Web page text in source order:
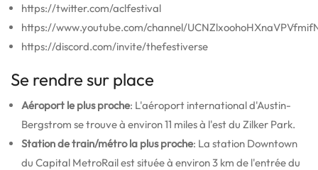
https://twitter.com/aclfestival
https://www.youtube.com/channel/
https://discord.com/invite/thefestiverse
Se rendre sur place
Aéroport le plus proche: L'aéroport international d'Austin-
Bergstrom se trouve à environ 11 miles à l'est du Zilker Park.
Station de train/métro la plus proche: La station Downtown
du Capital MetroRail est située à environ 3 km de l'entrée du